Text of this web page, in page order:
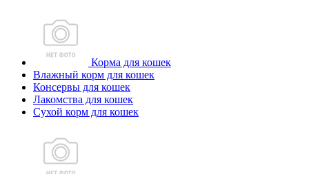
Корма для кошек
Влажный корм для кошек
Консервы для кошек
Лакомства для кошек
Сухой корм для кошек